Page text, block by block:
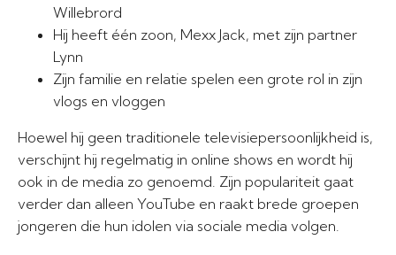
Willebrord
Hij heeft één zoon, Mexx Jack, met zijn partner
Lynn
Zijn familie en relatie spelen een grote rol in zijn
vlogs en vloggen
Hoewel hij geen traditionele televisiepersoonlijkheid is,
verschijnt hij regelmatig in online shows en wordt hij
ook in de media zo genoemd. Zijn populariteit gaat
verder dan alleen YouTube en raakt brede groepen
jongeren die hun idolen via sociale media volgen.